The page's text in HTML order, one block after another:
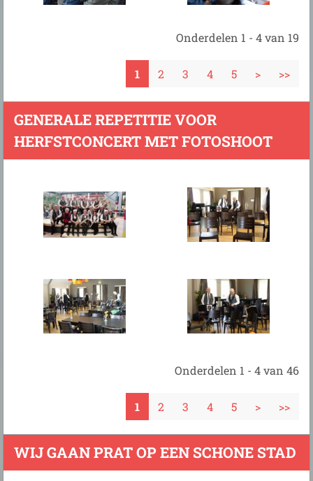
Onderdelen 1 - 4 van 19
1 2 3 4 5 > >>
GENERALE REPETITIE VOOR
HERFSTCONCERT MET FOTOSHOOT
Onderdelen 1 - 4 van 46
1 2 3 4 5 > >>
WIJ GAAN PRAT OP EEN SCHONE STAD